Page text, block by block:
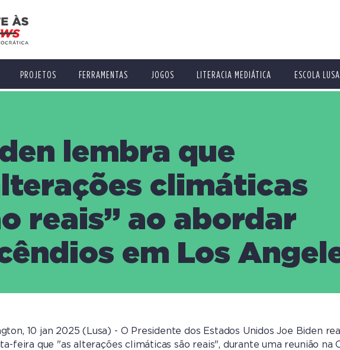
PROJETOS FERRAMENTAS JOGOS LITERACIA MEDIÁTICA ESCOLA LUSA
lembra que
climáticas
reais” ao abordar
em Los
10 jan 2025 (Lusa) - O Presidente dos Estados Unidos Joe Biden
feira que "as alterações climáticas são reais", durante uma reunião na